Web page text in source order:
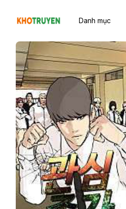
Danh mục